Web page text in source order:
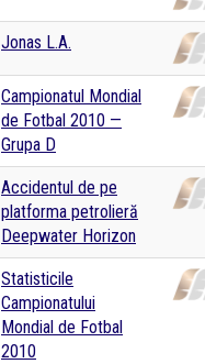
Jonas L.A.
Campionatul Mondial
de Fotbal 2010 —
Grupa D
Accidentul de pe
platforma petrolieră
Deepwater Horizon
Statisticile
Campionatului
Mondial de Fotbal
2010